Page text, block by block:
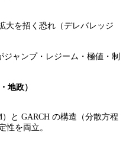
大を招く恐れ（デレバレッジ
ャンプ・レジーム・極値・制
地政）
と GARCH の構造（分散方程
性を両立。